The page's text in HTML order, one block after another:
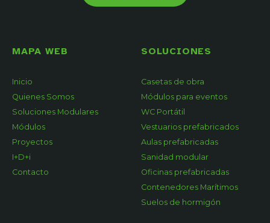
MAPA WEB
Inicio
Quienes Somos
Soluciones Modulares
Módulos
Proyectos
I+D+i
Contacto
SOLUCIONES
Casetas de obra
Módulos para eventos
WC Portátil
Vestuarios prefabricados
Aulas prefabricadas
Sanidad modular
Oficinas prefabricadas
Contenedores Marítimos
Suelos de hormigón